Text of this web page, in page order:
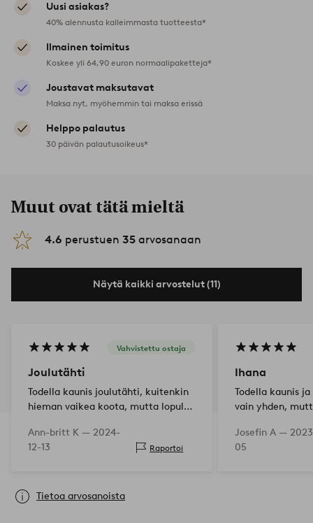
Uusi asiakas?
40% alennusta kalleimmasta tuotteesta*
Ilmainen toimitus
Koskee yli 64,90 euron normaalipaketteja*
Joustavat maksutavat
Maksa nyt, myöhemmin tai maksa erissä
Helppo palautus
30 päivän palautusoikeus*
Muut ovat tätä mieltä
4.6 perustuen 35 arvosanaan
Näytä kaikki arvostelut (11)
Vahvistettu ostaja
Joulutähti
Todella kaunis joulutähti, kuitenkin
hieman vaikea koota, mutta lopulta
Ann-britt K — 2024-
12-13
Raportoi
Ihana
Todella kaunis
vain yhden,
lampun johto
Josefin A —
05
Tietoa arvosanoista